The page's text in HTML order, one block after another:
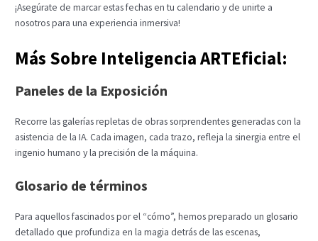
¡Asegúrate de marcar estas fechas en tu calendario y de unirte a
nosotros para una experiencia inmersiva!
Más Sobre Inteligencia ARTEficial:
Paneles de la Exposición
Recorre las galerías repletas de obras sorprendentes generadas con la
asistencia de la IA. Cada imagen, cada trazo, refleja la sinergia entre el
ingenio humano y la precisión de la máquina.
Glosario de términos
Para aquellos fascinados por el “cómo”, hemos preparado un glosario
detallado que profundiza en la magia detrás de las escenas,